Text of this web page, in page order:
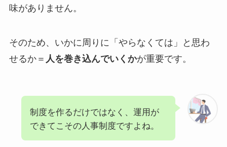
味がありません。
そのため、いかに周りに「やらなくては」と思わ
せるか＝ 人を巻き込んでいくかが重要です。
制度を作るだけではなく、運用が
できてこその人事制度ですよね。